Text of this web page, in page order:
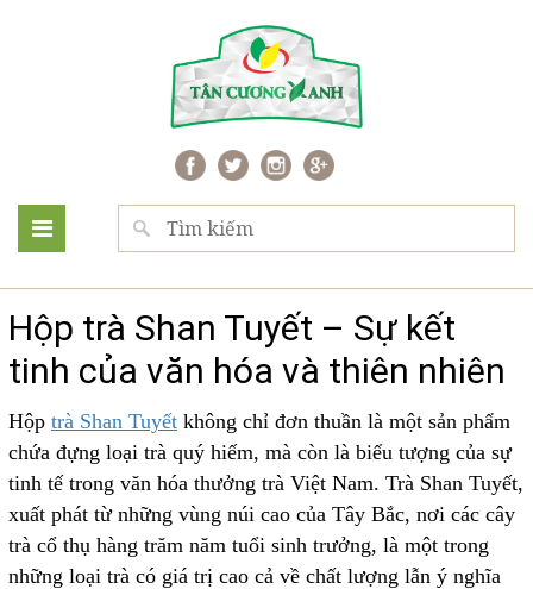
Hộp trà Shan Tuyết – Sự kết
tinh của văn hóa và thiên nhiên
Hộp trà Shan Tuyết không chỉ đơn thuần là một sản phẩm
chứa đựng loại trà quý hiếm, mà còn là biểu tượng của sự
tinh tế trong văn hóa thưởng trà Việt Nam. Trà Shan Tuyết,
xuất phát từ những vùng núi cao của Tây Bắc, nơi các cây
trà cổ thụ hàng trăm năm tuổi sinh trưởng, là một trong
những loại trà có giá trị cao cả về chất lượng lẫn ý nghĩa